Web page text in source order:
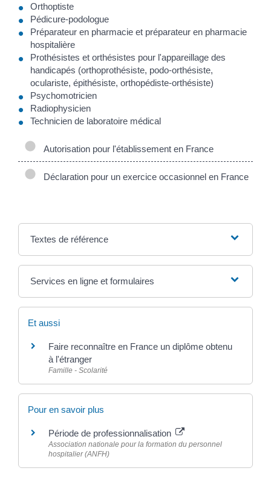
Orthoptiste
Pédicure-podologue
Préparateur en pharmacie et préparateur en pharmacie
hospitalière
Prothésistes et orthésistes pour l'appareillage des
handicapés (orthoprothésiste, podo-orthésiste,
oculariste, épithésiste, orthopédiste-orthésiste)
Psychomotricien
Radiophysicien
Technicien de laboratoire médical
Autorisation pour l'établissement en France
Déclaration pour un exercice occasionnel en France
Textes de référence
Services en ligne et formulaires
Et aussi
Faire reconnaître en France un diplôme obtenu
à l'étranger
Famille - Scolarité
Pour en savoir plus
Période de professionnalisation
Association nationale pour la formation du personnel
hospitalier (ANFH)